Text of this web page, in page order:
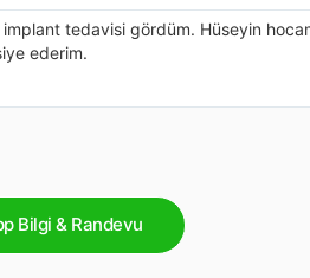
tedavisi gördüm. Hüseyin
ederim.
Bilgi & Randevu